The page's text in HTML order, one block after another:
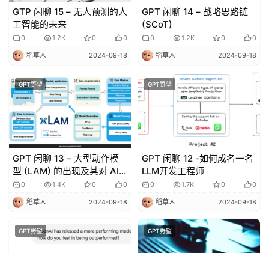
GTP 闲聊 15 – 无人预测的人
工智能的未来
0 1.2K 0 0
稻草人 2024-09-18
GPT 闲聊 14 – 战略思路链
(SCoT)
0 1.2K 0 0
稻草人 2024-09-18
GPT野望
GPT 闲聊 13 – 大型动作模
型 (LAM) 的出现及其对 AI
代理的影响
0 1.4K 0 0
稻草人 2024-09-18
GPT野望
GPT 闲聊 12 -如何成名一名
LLM开发工程师
0 1.7K 0 0
稻草人 2024-09-18
GPT野望 GPT野望